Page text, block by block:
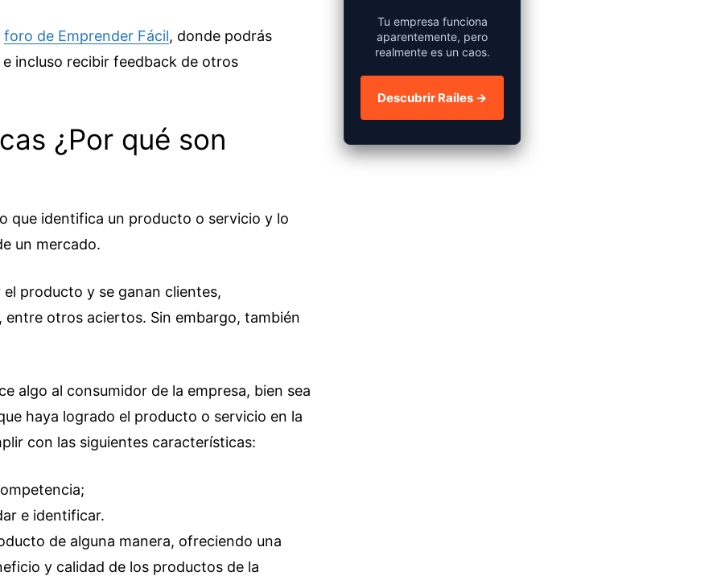
foro de Emprender Fácil, donde podrás
incluso recibir feedback de otros
¿Por qué son
que identifica un producto o servicio y lo
un mercado.
producto y se ganan clientes,
otros aciertos. Sin embargo, también
algo al consumidor de la empresa, bien sea
haya logrado el producto o servicio en la
con las siguientes características:
e identificar.
de alguna manera, ofreciendo una
y calidad de los productos de la
Tu empresa funciona
aparentemente, pero
realmente es un caos.
Descubrir Raíles →